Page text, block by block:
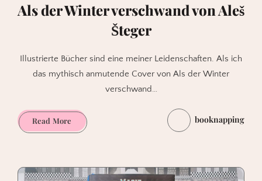
Als der Winter verschwand von Aleš
Šteger
Illustrierte Bücher sind eine meiner Leidenschaften. Als ich
das mythisch anmutende Cover von Als der Winter
verschwand…
Read MoreAls
der
von
booknapping